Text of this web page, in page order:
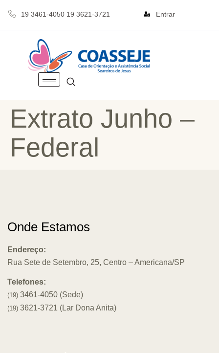
19 3461-4050 19 3621-3721 Entrar
Extrato Junho –
Federal
Onde Estamos
Endereço:
Rua Sete de Setembro, 25, Centro – Americana/SP
Telefones:
(19) 3461-4050 (Sede)
(19) 3621-3721 (Lar Dona Anita)